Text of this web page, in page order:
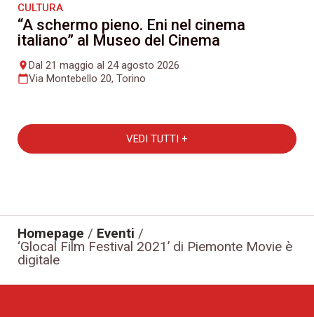
CULTURA
“A schermo pieno. Eni nel cinema
italiano” al Museo del Cinema
placeDal 21 maggio al 24 agosto 2026
calendar_todayVia Montebello 20, Torino
VEDI TUTTI +
Homepage / Eventi /
‘Glocal Film Festival 2021’ di Piemonte Movie è
digitale